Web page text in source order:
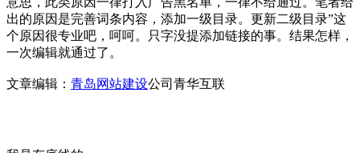
出的原因是完善词条内容，添加一级目录。更新二级目录”这
个原因很专业吧，呵呵。只字没提添加链接的事。结果怎样，
一次编辑就通过了。
文章编辑： 青岛网站建设公司青华互联